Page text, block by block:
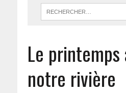
Le
notre rivière